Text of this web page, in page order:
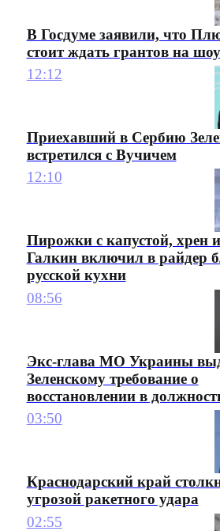
В Госдуме заявили, что
стоит ждать грантов на
12:12
Приехавший в Сербию
встретился с Вучичем
12:10
Пирожки с капустой, хрен
Галкин включил в райдер
русской кухни
08:56
Экс-глава МО Украины
Зеленскому требование о
восстановлении в
03:50
Краснодарский край
угрозой ракетного удара
02:55